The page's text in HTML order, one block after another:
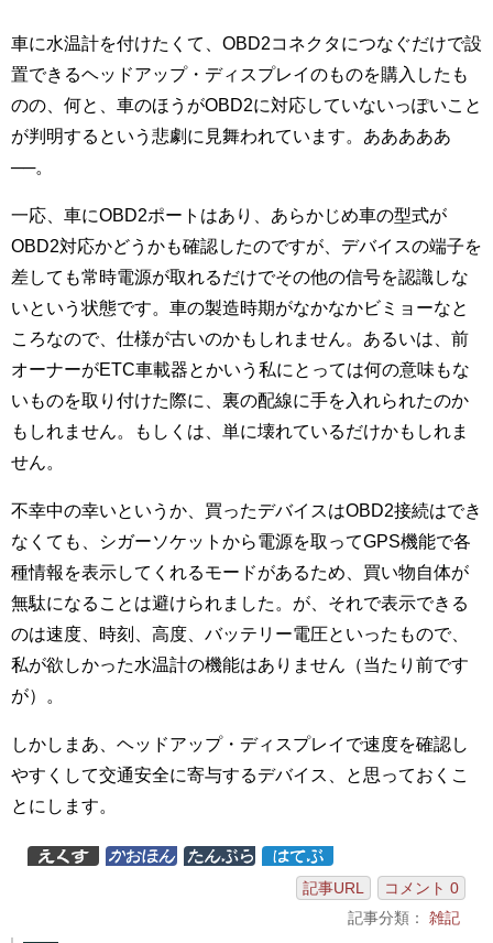
車に水温計を付けたくて、OBD2コネクタにつなぐだけで設
置できるヘッドアップ・ディスプレイのものを購入したも
のの、何と、車のほうがOBD2に対応していないっぽいこと
が判明するという悲劇に見舞われています。あああああ
──。
一応、車にOBD2ポートはあり、あらかじめ車の型式が
OBD2対応かどうかも確認したのですが、デバイスの端子を
差しても常時電源が取れるだけでその他の信号を認識しな
いという状態です。車の製造時期がなかなかビミョーなと
ころなので、仕様が古いのかもしれません。あるいは、前
オーナーがETC車載器とかいう私にとっては何の意味もな
いものを取り付けた際に、裏の配線に手を入れられたのか
もしれません。もしくは、単に壊れているだけかもしれま
せん。
不幸中の幸いというか、買ったデバイスはOBD2接続はでき
なくても、シガーソケットから電源を取ってGPS機能で各
種情報を表示してくれるモードがあるため、買い物自体が
無駄になることは避けられました。が、それで表示できる
のは速度、時刻、高度、バッテリー電圧といったもので、
私が欲しかった水温計の機能はありません（当たり前です
が）。
しかしまあ、ヘッドアップ・ディスプレイで速度を確認し
やすくして交通安全に寄与するデバイス、と思っておくこ
とにします。
記事URL
コメント 0
記事分類： 雑記